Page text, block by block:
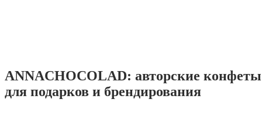
ANNACHOCOLAD: авторские
для подарков и брендирования